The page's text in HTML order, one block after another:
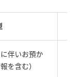
伴いお預か
を含む）